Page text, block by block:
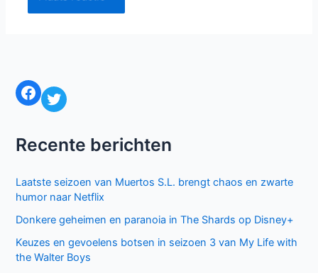
Facebook Twitter
Recente berichten
Laatste seizoen van Muertos S.L. brengt chaos en zwarte
humor naar Netflix
Donkere geheimen en paranoia in The Shards op Disney+
Keuzes en gevoelens botsen in seizoen 3 van My Life with
the Walter Boys